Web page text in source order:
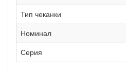
Тип чеканки
Номинал
Серия